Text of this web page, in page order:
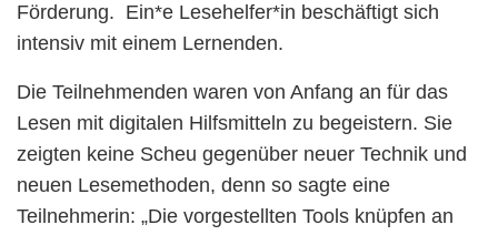
Förderung. Ein*e Lesehelfer*in beschäftigt sich
intensiv mit einem Lernenden.
Die Teilnehmenden waren von Anfang an für das
Lesen mit digitalen Hilfsmitteln zu begeistern. Sie
zeigten keine Scheu gegenüber neuer Technik und
neuen Lesemethoden, denn so sagte eine
Teilnehmerin: „Die vorgestellten Tools knüpfen an